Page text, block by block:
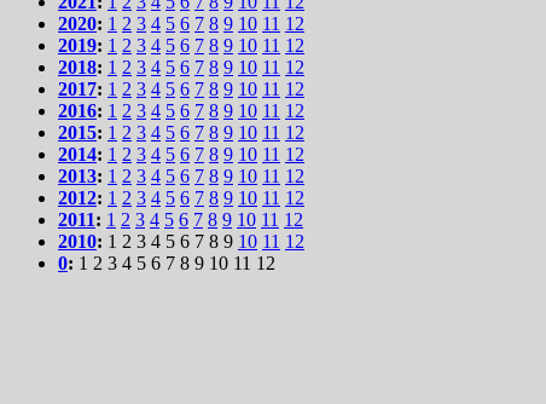
2020: 1 2 3 4 5 6 7 8 9 10 11 12
2019: 1 2 3 4 5 6 7 8 9 10 11 12
2018: 1 2 3 4 5 6 7 8 9 10 11 12
2017: 1 2 3 4 5 6 7 8 9 10 11 12
2016: 1 2 3 4 5 6 7 8 9 10 11 12
2015: 1 2 3 4 5 6 7 8 9 10 11 12
2014: 1 2 3 4 5 6 7 8 9 10 11 12
2013: 1 2 3 4 5 6 7 8 9 10 11 12
2012: 1 2 3 4 5 6 7 8 9 10 11 12
2011: 1 2 3 4 5 6 7 8 9 10 11 12
2010: 1 2 3 4 5 6 7 8 9 10 11 12
0: 1 2 3 4 5 6 7 8 9 10 11 12